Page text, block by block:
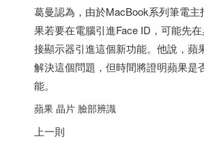
葛曼認為，由於MacBook系列筆電主
果若要在電腦引進Face ID，可能先
接顯示器引進這個新功能。他說，蘋
解決這個問題，但時間將證明蘋果是
能。
蘋果 晶片 臉部辨識
上一則